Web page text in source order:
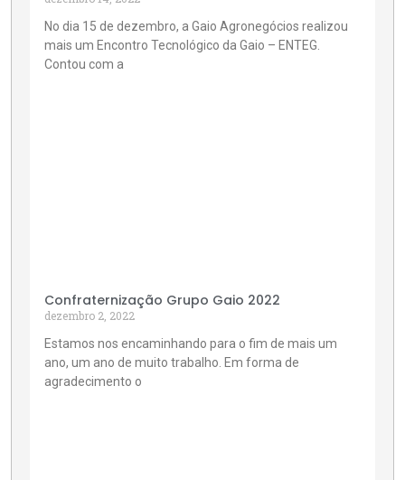
No dia 15 de dezembro, a Gaio Agronegócios realizou
mais um Encontro Tecnológico da Gaio – ENTEG.
Contou com a
Confraternização Grupo Gaio 2022
dezembro 2, 2022
Estamos nos encaminhando para o fim de mais um
ano, um ano de muito trabalho. Em forma de
agradecimento o